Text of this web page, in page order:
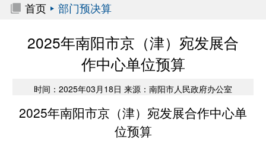
首页
部门预决算
2025年南阳市京（津）宛发展合
作中心单位预算
时间：2025年03月18日 来源：南阳市人民政府办公室
2025年南阳市京（津）宛发展合作中心单
位预算